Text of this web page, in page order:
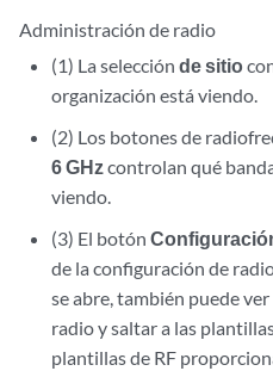
Administración de radio
(1) La selecciónde sitio
organización está viendo.
(2) Los botones de
6 GHz controlan qué
viendo.
(3) El botón
de la configuración de
se abre, también puede
radio y saltar a las
plantillas de RF